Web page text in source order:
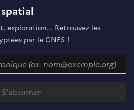
exploration... Retrouvez les
par le CNES !